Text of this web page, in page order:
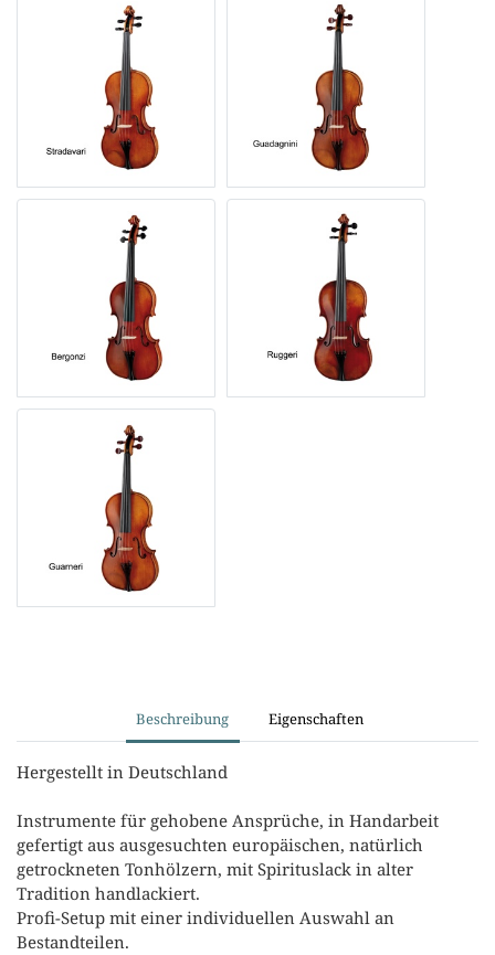
Beschreibung Eigenschaften
Hergestellt in Deutschland
Instrumente für gehobene Ansprüche, in Handarbeit
gefertigt aus ausgesuchten europäischen, natürlich
getrockneten Tonhölzern, mit Spirituslack in alter
Tradition handlackiert.
Profi-Setup mit einer individuellen Auswahl an
Bestandteilen.